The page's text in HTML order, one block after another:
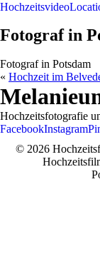
Hochzeitsvideo
Fotograf in
Fotograf in Potsdam
« Hochzeit im
Hochzeitsfotografie
FacebookInstagram
© 2026